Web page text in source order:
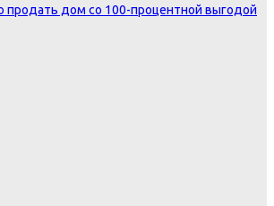
продать дом со 100-процентной выгодой